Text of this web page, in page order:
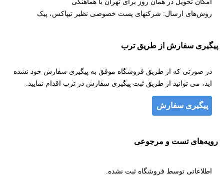
امکان تحویل در همان روز برای تهران با هماهنگی
روش‌های ارسال: شرکتهای پست خصوصی نظیر تیپاکس، پیک
پیگیری سفارش از طریق ترب
در صورتی که از طریق فروشگاه موفق به پیگیری سفارش خود نشده
اید، می توانید از طریق ثبت پیگیری سفارش در ترب اقدام نمایید.
پیگیری سفارش
رویه‌های تست و مرجوعی
اطلاعاتی توسط فروشگاه ثبت نشده.